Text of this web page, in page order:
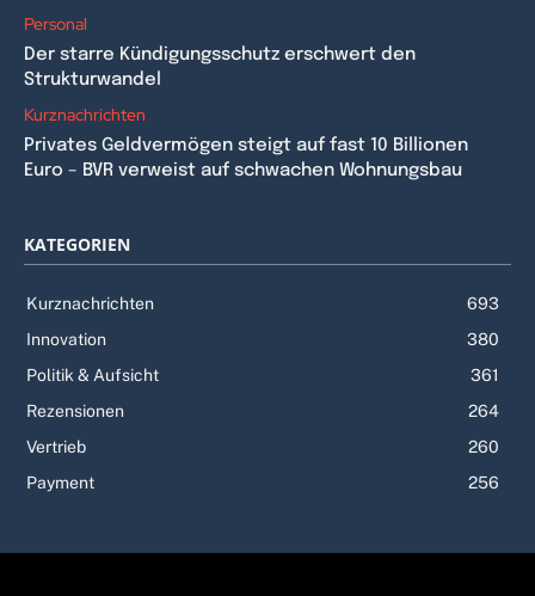
Personal
Der starre Kündigungsschutz erschwert den
Strukturwandel
Kurznachrichten
Privates Geldvermögen steigt auf fast 10 Billionen
Euro – BVR verweist auf schwachen Wohnungsbau
KATEGORIEN
Kurznachrichten
693
Innovation
380
Politik & Aufsicht
361
Rezensionen
264
Vertrieb
260
Payment
256